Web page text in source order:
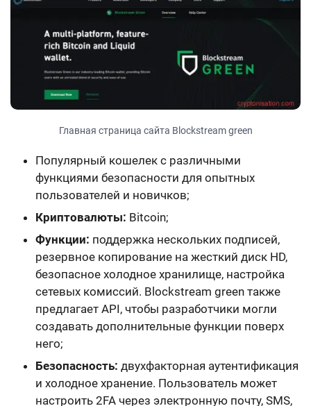
Главная страница сайта Blockstream green
Популярный кошелек с различными
функциями безопасности для опытных
пользователей и новичков;
Криптовалюты: Bitcoin;
Функции: поддержка нескольких подписей,
резервное копирование на жесткий диск HD,
безопасное холодное хранилище, настройка
сетевых комиссий. Blockstream green также
предлагает API, чтобы разработчики могли
создавать дополнительные функции поверх
него;
Безопасность: двухфакторная аутентификация
и холодное хранение. Пользователь может
настроить 2FA через электронную почту, SMS,